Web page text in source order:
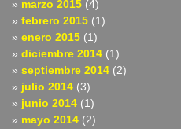
marzo 2015 (4)
febrero 2015 (1)
enero 2015 (1)
diciembre 2014 (1)
septiembre 2014 (2)
julio 2014 (3)
junio 2014 (1)
mayo 2014 (2)